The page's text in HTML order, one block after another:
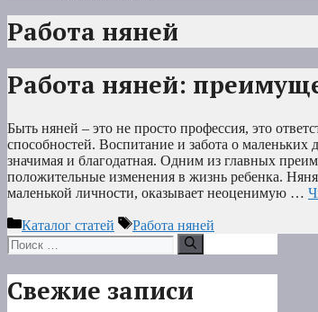
Работа няней
Работа няней:
Быть няней – это не просто профессия, это
способностей. Воспитание и забота о маленьких
значимая и благодатная. Одним из главных
положительные изменения в жизнь ребенка.
маленькой личности, оказывает неоценимую …
Рубрики
Каталог статей Метки
Работа няней
Поиск:
Свежие записи